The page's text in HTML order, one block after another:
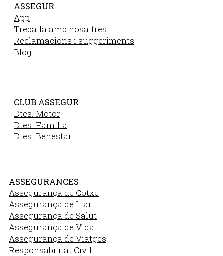
ASSEGUR
App
Treballa amb nosaltres
Reclamacions i suggeriments
Blog
CLUB ASSEGUR
Dtes. Motor
Dtes. Família
Dtes. Benestar
ASSEGURANCES
Assegurança de Cotxe
Assegurança de Llar
Assegurança de Salut
Assegurança de Vida
Assegurança de Viatges
Responsabilitat Civil